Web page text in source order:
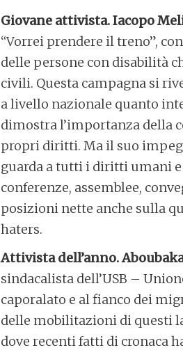
Giovane attivista. Iacopo
“Vorrei prendere il treno”,
delle persone con disabilità
civili. Questa campagna si
a livello nazionale quanto
dimostra l’importanza della
propri diritti. Ma il suo
guarda a tutti i diritti umani
conferenze, assemblee,
posizioni nette anche sulla
haters.
Attivista dell’anno.
sindacalista dell’USB –
caporalato e al fianco dei
delle mobilitazioni di questi
dove recenti fatti di cronaca